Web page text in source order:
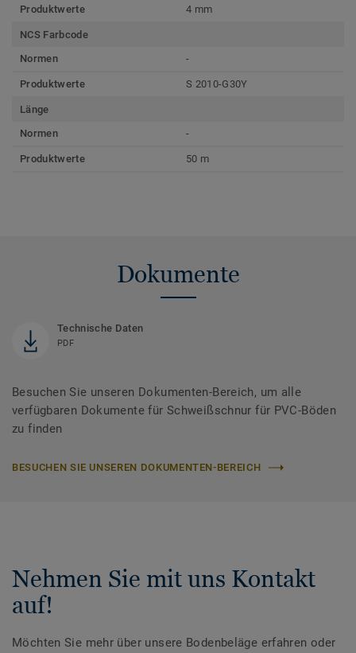
Produktwerte 4 mm
NCS Farbcode
Normen
-
Produktwerte S 2010-G30Y
Länge
Normen
-
Produktwerte 50 m
Dokumente
Technische Daten
PDF
Besuchen Sie unseren Dokumenten-Bereich, um alle
verfügbaren Dokumente für Schweißschnur für PVC-Böden
zu finden
BESUCHEN SIE UNSEREN DOKUMENTEN-BEREICH
Nehmen Sie mit uns Kontakt
auf!
Möchten Sie mehr über unsere Bodenbeläge erfahren oder